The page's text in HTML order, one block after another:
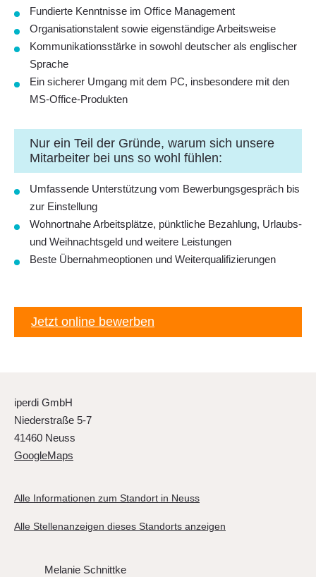
Fundierte Kenntnisse im Office Management
Organisationstalent sowie eigenständige Arbeitsweise
Kommunikationsstärke in sowohl deutscher als englischer
Sprache
Ein sicherer Umgang mit dem PC, insbesondere mit den
MS-Office-Produkten
Nur ein Teil der Gründe, warum sich unsere
Mitarbeiter bei uns so wohl fühlen:
Umfassende Unterstützung vom Bewerbungsgespräch bis
zur Einstellung
Wohnortnahe Arbeitsplätze, pünktliche Bezahlung, Urlaubs-
und Weihnachtsgeld und weitere Leistungen
Beste Übernahmeoptionen und Weiterqualifizierungen
Jetzt online bewerben
iperdi GmbH
Niederstraße 5-7
41460 Neuss
GoogleMaps
Alle Informationen zum Standort in Neuss
Alle Stellenanzeigen dieses Standorts anzeigen
Melanie Schnittke